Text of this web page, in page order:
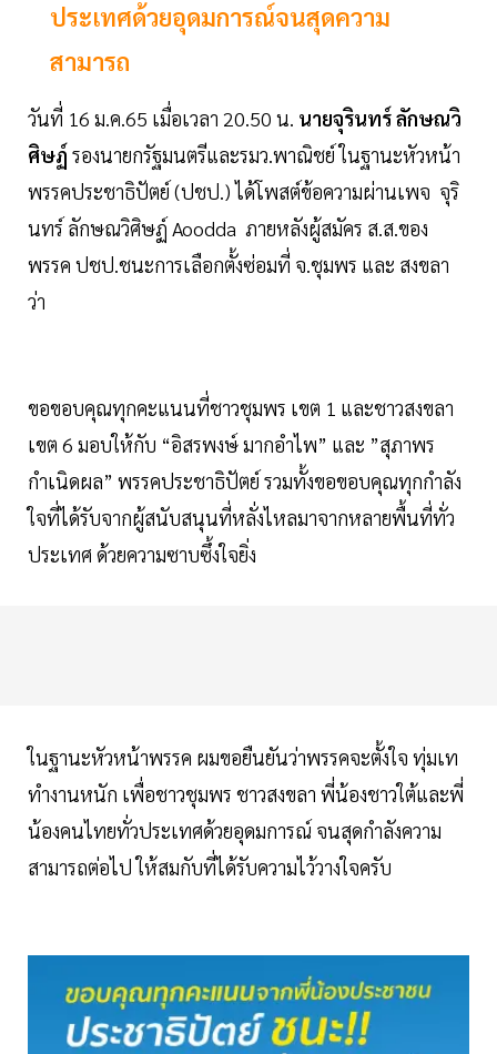
ประเทศด้วยอุดมการณ์จนสุดความ
สามารถ
วันที่ 16 ม.ค.65 เมื่อเวลา 20.50 น. นายจุรินทร์ ลักษณวิ
ศิษฏ์ รองนายกรัฐมนตรีและรมว.พาณิชย์ ในฐานะหัวหน้า
พรรคประชาธิปัตย์ (ปชป.) ได้โพสต์ข้อความผ่านเพจ จุริ
นทร์ ลักษณวิศิษฏ์ Aoodda ภายหลังผู้สมัคร ส.ส.ของ
พรรค ปชป.ชนะการเลือกตั้งซ่อมที่ จ.ชุมพร และ สงขลา
ว่า
ขอขอบคุณทุกคะแนนที่ชาวชุมพร เขต 1 และชาวสงขลา
เขต 6 มอบให้กับ “อิสรพงษ์ มากอำไพ” และ ”สุภาพร
กำเนิดผล” พรรคประชาธิปัตย์ รวมทั้งขอขอบคุณทุกกำลัง
ใจที่ได้รับจากผู้สนับสนุนที่หลั่งไหลมาจากหลายพื้นที่ทั่ว
ประเทศ ด้วยความซาบซึ้งใจยิ่ง
ในฐานะหัวหน้าพรรค ผมขอยืนยันว่าพรรคจะตั้งใจ ทุ่มเท
ทำงานหนัก เพื่อชาวชุมพร ชาวสงขลา พี่น้องชาวใต้และพี่
น้องคนไทยทั่วประเทศด้วยอุดมการณ์ จนสุดกำลังความ
สามารถต่อไป ให้สมกับที่ได้รับความไว้วางใจครับ